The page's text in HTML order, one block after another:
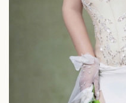
Lịch thi đấu bóng đá